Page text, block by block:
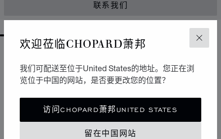
关闭
欢迎莅临CHOPARD萧邦
我们可配送至位于United States的地址。您正在浏
览位于中国的网站，是否要更改您的位置？
访问CHOPARD萧邦UNITED STATES
留在中国网站
联系我们
GO TO SLIDE 1
GO TO SLIDE 2
GO TO SLIDE 3
GO TO SLIDE 4
GO TO SLIDE 5
GO TO SLIDE 6
GO TO SLIDE 7
GO TO SLIDE 8
GO TO SLIDE 9
GO TO SLIDE 10
标志性设计
Happy Sport腕表拥有柔和曲线，堪称制表艺术中的柔美
风格杰作。其标志性的舞动钻石犹如华丽舞台，展现改变
20世纪女性生活的自由奔放潮流。Happy Sport钻石腕表
是首款将钻石的高贵气质与精钢的坚固特性相结合的腕